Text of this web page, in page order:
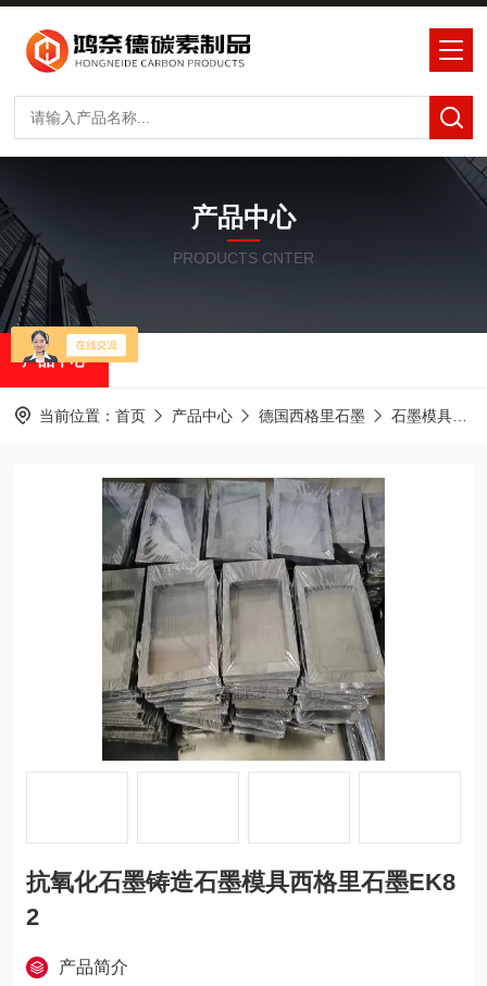
产品中心
PRODUCTS CNTER
产品中心
当前位置： 首页 产品中心 德国西格里石墨 石墨模具
抗氧化石墨铸造石墨模具西格里石墨EK8
2
产品简介